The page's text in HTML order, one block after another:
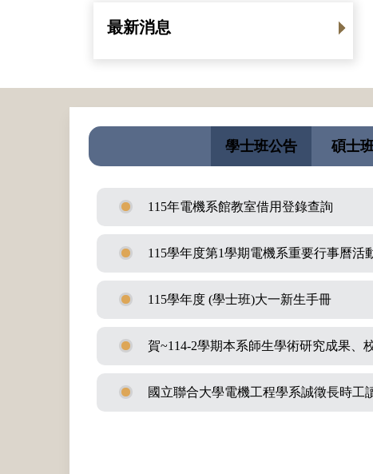
最新消息
學士班公告 碩士
115年電機系館教室借用登錄查詢
115學年度第1學期電機系重要行事曆活
115學年度 (學士班)大一新生手冊
賀~114-2學期本系師生學術研究成果、
國立聯合大學電機工程學系誠徵長時工